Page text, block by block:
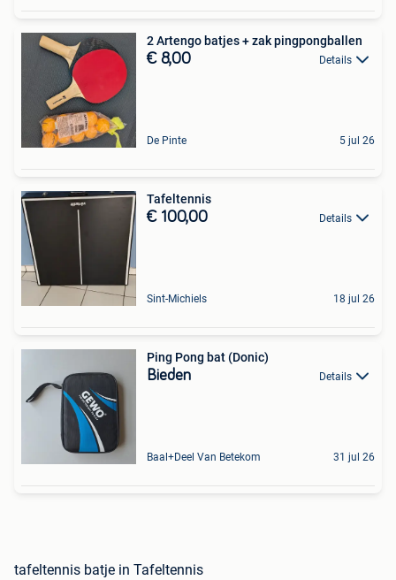
2 Artengo batjes + zak pingpongballen
€ 8,00 Details
De Pinte 5 jul 26
Tafeltennis
€ 100,00 Details
Sint-Michiels 18 jul 26
Ping Pong bat (Donic)
Bieden Details
Baal+Deel Van Betekom 31 jul 26
tafeltennis batje in Tafeltennis